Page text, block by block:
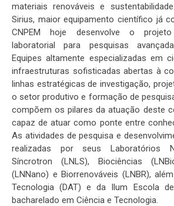
materiais renováveis e
Sirius, maior equipamento científico já
CNPEM hoje desenvolve o
laboratorial para pesquisas
Equipes altamente especializadas em
infraestruturas sofisticadas abertas à
linhas estratégicas de investigação,
o setor produtivo e formação de
compõem os pilares da atuação deste
capaz de atuar como ponte entre
As atividades de pesquisa e
realizadas por seus Laboratórios
Síncrotron (LNLS), Biociências
(LNNano) e Biorrenováveis (LNBR),
Tecnologia (DAT) e da Ilum Escola
bacharelado em Ciência e Tecnologia.